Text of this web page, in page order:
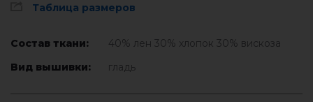
Таблица размеров
Состав ткани:
40% лен 30% хлопок 30% вискоза
Вид вышивки:
гладь